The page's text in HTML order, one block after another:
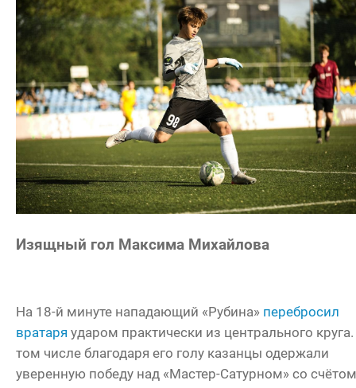
Изящный гол Максима Михайлова
На 18-й минуте нападающий «Рубина» перебросил
вратаря ударом практически из центрального
том числе благодаря его голу казанцы одержали
уверенную победу над «Мастер-Сатурном» со счётом